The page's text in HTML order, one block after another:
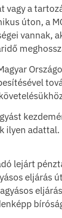
vagy a
úton, a
vannak,
adattal.
lejárt
eljárás